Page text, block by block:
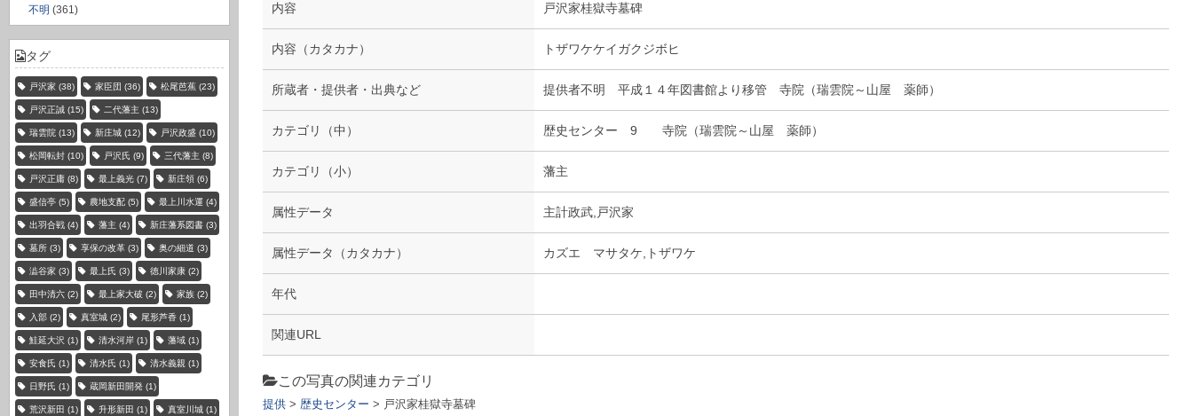
不明 (361)
タグ
戸沢家 (38) 家臣団 (36) 松尾芭蕉 (23)
戸沢正誠 (15) 二代藩主 (13)
瑞雲院 (13) 新庄城 (12) 戸沢政盛 (10)
松岡転封 (10) 戸沢氏 (9) 三代藩主 (8)
戸沢正庸 (8) 最上義光 (7) 新庄領 (6)
盛信亭 (5) 農地支配 (5) 最上川水運 (4)
出羽合戦 (4) 藩主 (4) 新庄藩系図書 (3)
墓所 (3) 享保の改革 (3) 奥の細道 (3)
澁谷家 (3) 最上氏 (3) 徳川家康 (2)
田中清六 (2) 最上家大破 (2) 家族 (2)
入部 (2) 真室城 (2) 尾形芦香 (1)
鮭延大沢 (1) 清水河岸 (1) 藩域 (1)
安食氏 (1) 清水氏 (1) 清水義親 (1)
日野氏 (1) 蔵岡新田開発 (1)
荒沢新田 (1) 升形新田 (1) 真室川城 (1)
内容 戸沢家桂獄寺墓碑
内容（カタカナ） トザワケケイガクジボヒ
所蔵者・提供者・出典など 提供者不明 平成１４年図書館より移管 寺院（瑞雲院～山屋 薬師）
カテゴリ（中） 歴史センター 9 寺院（瑞雲院～山屋 薬師）
カテゴリ（小） 藩主
属性データ 主計政武,戸沢家
属性データ（カタカナ） カズエ マサタケ,トザワケ
年代
関連URL
この写真の関連カテゴリ
提供> 歴史センター > 戸沢家桂獄寺墓碑